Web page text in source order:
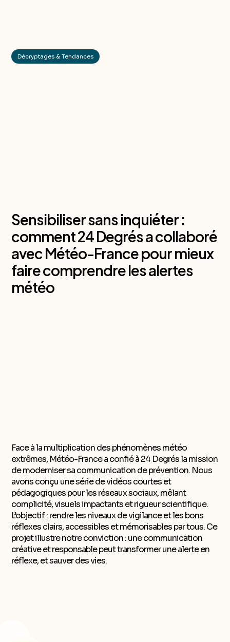
Décryptages & Tendances
Sensibiliser sans inquiéter :
comment 24 Degrés a collaboré
avec Météo-France pour mieux
faire comprendre les alertes
météo
Face à la multiplication des phénomènes météo
extrêmes, Météo-France a confié à 24 Degrés la mission
de moderniser sa communication de prévention. Nous
avons conçu une série de vidéos courtes et
pédagogiques pour les réseaux sociaux, mêlant
complicité, visuels impactants et rigueur scientifique.
L’objectif : rendre les niveaux de vigilance et les bons
réflexes clairs, accessibles et mémorisables par tous. Ce
projet illustre notre conviction : une communication
créative et responsable peut transformer une alerte en
réflexe, et sauver des vies.